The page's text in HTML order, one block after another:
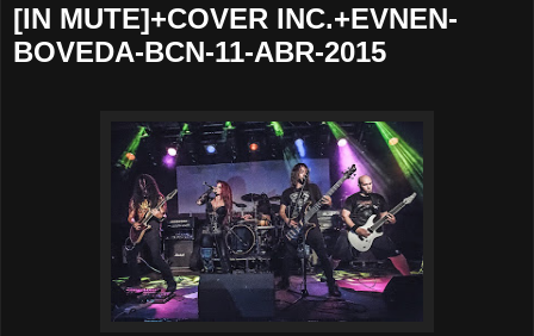
[IN MUTE]+COVER INC.+EVNEN-
BOVEDA-BCN-11-ABR-2015